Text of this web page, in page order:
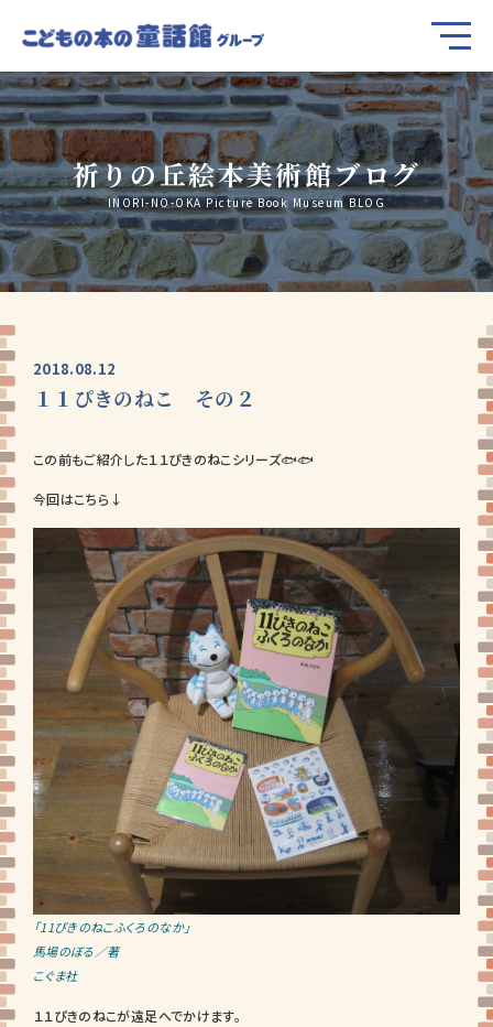
祈りの丘絵本美術館ブログ
INORI-NO-OKA Picture Book Museum BLOG
2018.08.12
１１ぴきのねこ その２
この前もご紹介した１１ぴきのねこシリーズ🐟🐟
今回はこちら↓
「11ぴきのねこふくろのなか」
馬場のぼる／著
こぐま社
１１ぴきのねこが遠足へでかけます。